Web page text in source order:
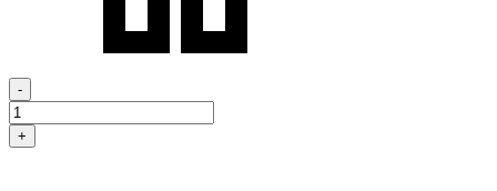
-
+